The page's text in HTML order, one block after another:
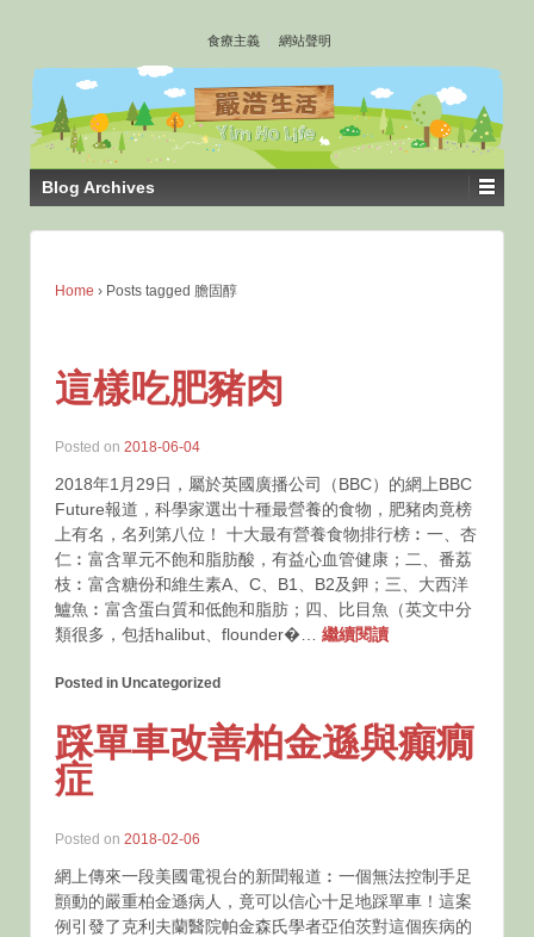
TO
MAIN
CONTENT
食療主義 網站聲明
Blog Archives
Home › Posts tagged 膽固醇
這樣吃肥豬肉
Posted on 2018-06-04
2018年1月29日，屬於英國廣播公司（BBC）的網上BBC
Future報道，科學家選出十種最營養的食物，肥豬肉竟榜
上有名，名列第八位！ 十大最有營養食物排行榜︰一、杏
仁︰富含單元不飽和脂肪酸，有益心血管健康；二、番荔
枝︰富含糖份和維生素A、C、B1、B2及鉀；三、大西洋
鱸魚︰富含蛋白質和低飽和脂肪；四、比目魚（英文中分
類很多，包括halibut、flounder�… 繼續閱讀
Posted in Uncategorized
踩單車改善柏金遜與癲癇
症
Posted on 2018-02-06
網上傳來一段美國電視台的新聞報道︰一個無法控制手足
顫動的嚴重柏金遜病人，竟可以信心十足地踩單車！這案
例引發了克利夫蘭醫院帕金森氏學者亞伯茨對這個疾病的